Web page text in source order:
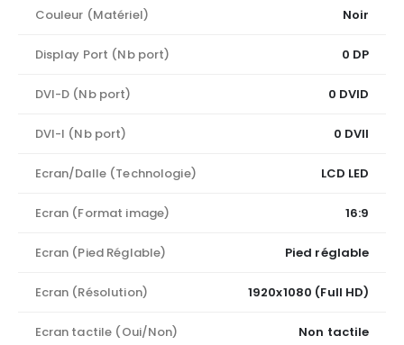
Couleur (Matériel) Noir
Display Port (Nb port) 0 DP
DVI-D (Nb port) 0 DVID
DVI-I (Nb port) 0 DVII
Ecran/Dalle (Technologie) LCD LED
Ecran (Format image) 16:9
Ecran (Pied Réglable) Pied réglable
Ecran (Résolution) 1920x1080 (Full HD)
Ecran tactile (Oui/Non) Non tactile